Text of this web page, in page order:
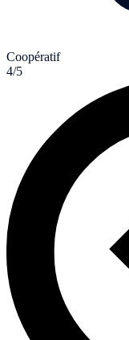
Coopératif
4/5